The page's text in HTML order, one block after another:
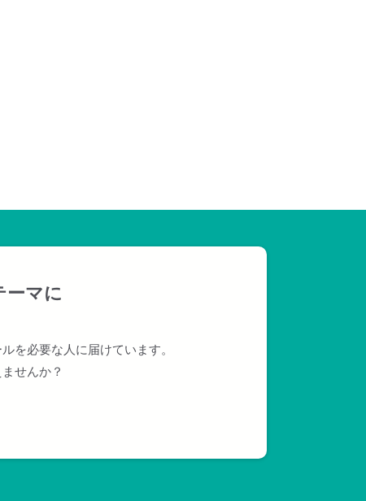
ーマに
を必要な人に届けています。
せんか？